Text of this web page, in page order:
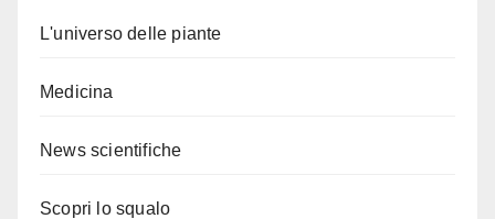
L'universo delle piante
Medicina
News scientifiche
Scopri lo squalo